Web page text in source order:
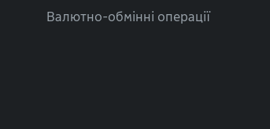
Валютно-обмінні операції